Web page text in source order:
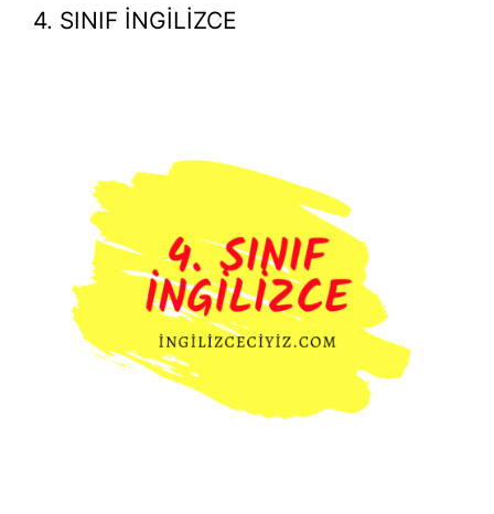
4. SINIF İNGİLİZCE